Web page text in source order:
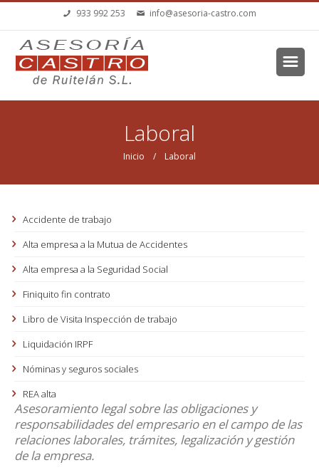
Pasar al contenido principal
933 992 253 info@asesoria-castro.com
Laboral
Inicio / Laboral
Accidente de trabajo
Alta empresa a la Mutua de Accidentes
Alta empresa a la Seguridad Social
Finiquito fin contrato
Libro de Visita Inspección de trabajo
Liquidación IRPF
Nóminas y seguros sociales
REA alta
Asesoramiento legal sobre las obligaciones y
responsabilidades del empresario en el campo de las
relaciones laborales, trámites, legalización y gestión
de la empresa.